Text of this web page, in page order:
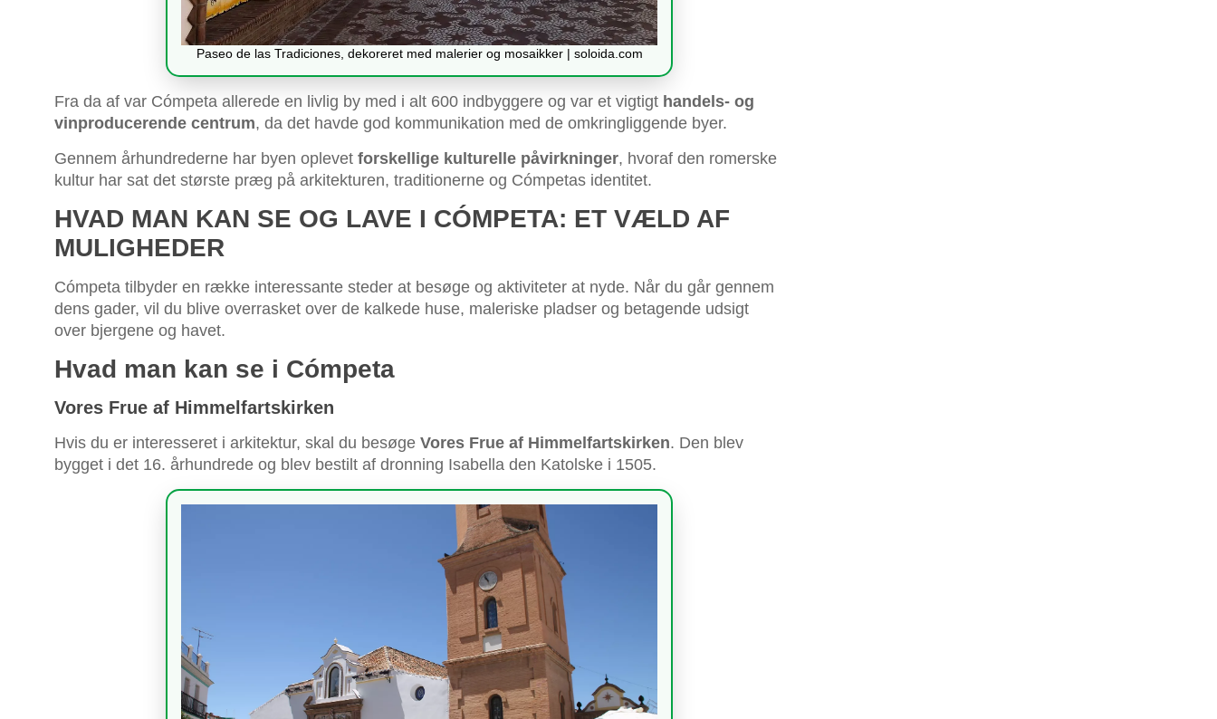
Paseo de las Tradiciones, dekoreret med malerier og mosaikker | soloida.com
Fra da af var Cómpeta allerede en livlig by med i alt 600 indbyggere og var et vigtigt handels- og
vinproducerende centrum, da det havde god kommunikation med de omkringliggende byer.
Gennem århundrederne har byen oplevet forskellige kulturelle påvirkninger, hvoraf den romerske
kultur har sat det største præg på arkitekturen, traditionerne og Cómpetas identitet.
HVAD MAN KAN SE OG LAVE I CÓMPETA: ET VÆLD AF
MULIGHEDER
Cómpeta tilbyder en række interessante steder at besøge og aktiviteter at nyde. Når du går gennem
dens gader, vil du blive overrasket over de kalkede huse, maleriske pladser og betagende udsigt
over bjergene og havet.
Hvad man kan se i Cómpeta
Vores Frue af Himmelfartskirken
Hvis du er interesseret i arkitektur, skal du besøge Vores Frue af Himmelfartskirken. Den blev
bygget i det 16. århundrede og blev bestilt af dronning Isabella den Katolske i 1505.